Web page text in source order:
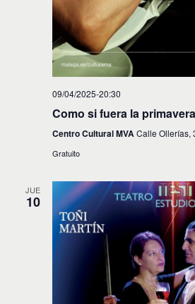
09/04/2025-20:30
Como si fuera la primavera
Centro Cultural MVACalle Ollerías,
Gratuito
JUE
10